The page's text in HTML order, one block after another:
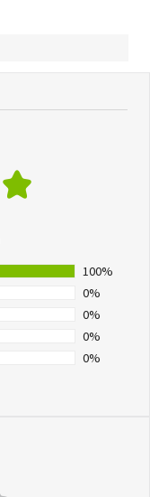
100%
0%
0%
0%
0%